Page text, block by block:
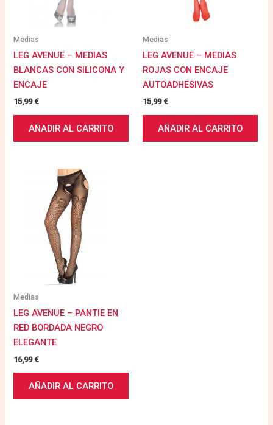
Medias
LEG AVENUE – MEDIAS
BLANCAS CON SILICONA Y
ENCAJE
15,99€
AÑADIR AL CARRITO
Medias
LEG AVENUE – MEDIAS
ROJAS CON ENCAJE
AUTOADHESIVAS
15,99€
AÑADIR AL CARRITO
Medias
LEG AVENUE – PANTIE EN
RED BORDADA NEGRO
ELEGANTE
16,99€
AÑADIR AL CARRITO